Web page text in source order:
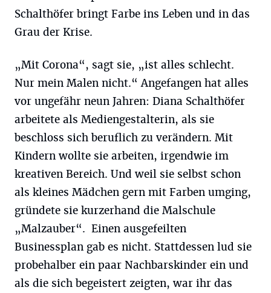
Schalthöfer bringt Farbe ins Leben und in das
Grau der Krise.
„Mit Corona“, sagt sie, „ist alles schlecht.
Nur mein Malen nicht.“ Angefangen hat alles
vor ungefähr neun Jahren: Diana Schalthöfer
arbeitete als Mediengestalterin, als sie
beschloss sich beruflich zu verändern. Mit
Kindern wollte sie arbeiten, irgendwie im
kreativen Bereich. Und weil sie selbst schon
als kleines Mädchen gern mit Farben umging,
gründete sie kurzerhand die Malschule
„Malzauber“. Einen ausgefeilten
Businessplan gab es nicht. Stattdessen lud sie
probehalber ein paar Nachbarskinder ein und
als die sich begeistert zeigten, war ihr das